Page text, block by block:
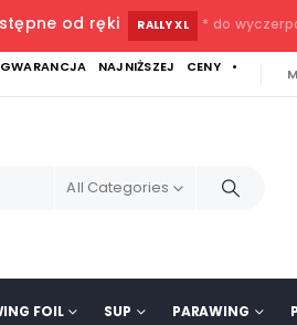
od ręki RALLY XL * do
NAJNIŻSZEJ CENY •
All Categories
FOIL SUP PARAWING